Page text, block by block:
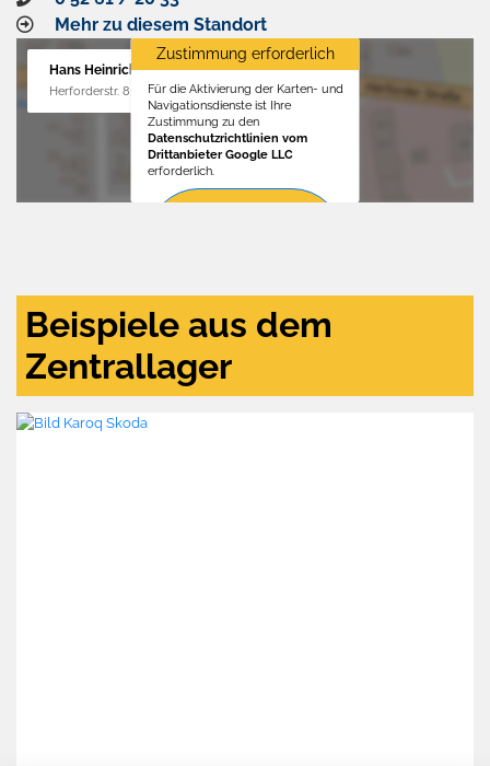
Mehr zu diesem Standort
Hans Heinrichs GmbH
Herforderstr. 81, 32657 Lemgo
Zustimmung erforderlich
Für die Aktivierung der Karten- und
Navigationsdienste ist Ihre
Zustimmung zu den
Datenschutzrichtlinien vom
Drittanbieter Google LLC
erforderlich.
Beispiele aus dem
Zentrallager